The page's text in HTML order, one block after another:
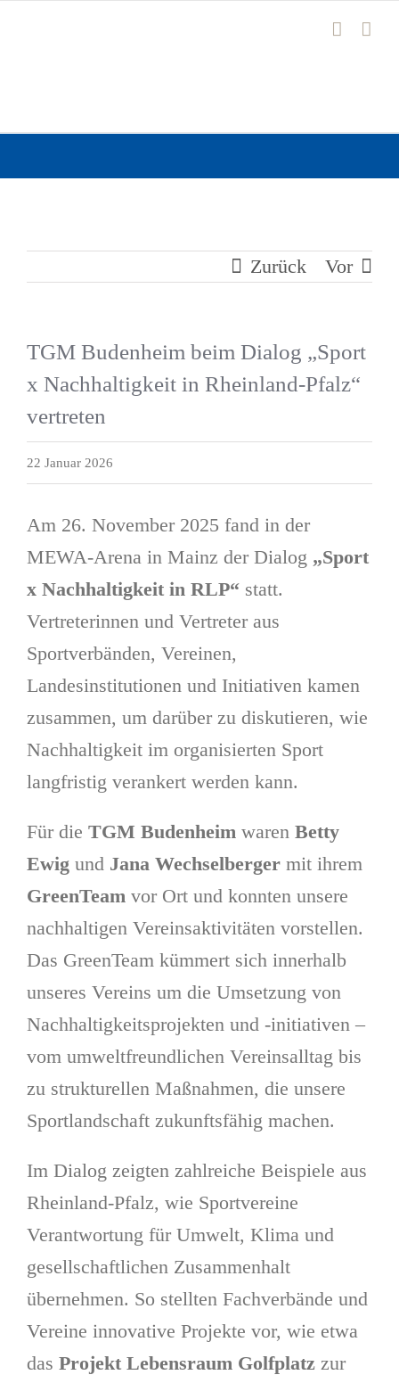
Zurück Vor
TGM Budenheim beim Dialog „Sport
x Nachhaltigkeit in Rheinland-Pfalz“
vertreten
22 Januar 2026
Am 26. November 2025 fand in der
MEWA-Arena in Mainz der Dialog „Sport
x Nachhaltigkeit in RLP“ statt.
Vertreterinnen und Vertreter aus
Sportverbänden, Vereinen,
Landesinstitutionen und Initiativen kamen
zusammen, um darüber zu diskutieren, wie
Nachhaltigkeit im organisierten Sport
langfristig verankert werden kann.
Für die TGM Budenheim waren Betty
Ewig und Jana Wechselberger mit ihrem
GreenTeam vor Ort und konnten unsere
nachhaltigen Vereinsaktivitäten vorstellen.
Das GreenTeam kümmert sich innerhalb
unseres Vereins um die Umsetzung von
Nachhaltigkeitsprojekten und -initiativen –
vom umweltfreundlichen Vereinsalltag bis
zu strukturellen Maßnahmen, die unsere
Sportlandschaft zukunftsfähig machen.
Im Dialog zeigten zahlreiche Beispiele aus
Rheinland-Pfalz, wie Sportvereine
Verantwortung für Umwelt, Klima und
gesellschaftlichen Zusammenhalt
übernehmen. So stellten Fachverbände und
Vereine innovative Projekte vor, wie etwa
das Projekt Lebensraum Golfplatz zur